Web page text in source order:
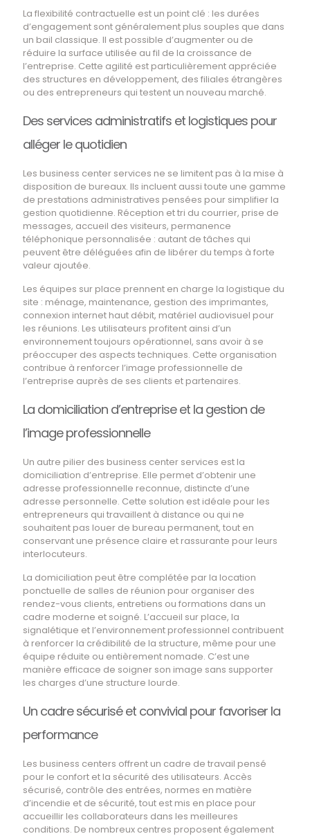
La flexibilité contractuelle est un point clé : les durées
d’engagement sont généralement plus souples que dans
un bail classique. Il est possible d’augmenter ou de
réduire la surface utilisée au fil de la croissance de
l’entreprise. Cette agilité est particulièrement appréciée
des structures en développement, des filiales étrangères
ou des entrepreneurs qui testent un nouveau marché.
Des services administratifs et logistiques pour
alléger le quotidien
Les business center services ne se limitent pas à la mise à
disposition de bureaux. Ils incluent aussi toute une gamme
de prestations administratives pensées pour simplifier la
gestion quotidienne. Réception et tri du courrier, prise de
messages, accueil des visiteurs, permanence
téléphonique personnalisée : autant de tâches qui
peuvent être déléguées afin de libérer du temps à forte
valeur ajoutée.
Les équipes sur place prennent en charge la logistique du
site : ménage, maintenance, gestion des imprimantes,
connexion internet haut débit, matériel audiovisuel pour
les réunions. Les utilisateurs profitent ainsi d’un
environnement toujours opérationnel, sans avoir à se
préoccuper des aspects techniques. Cette organisation
contribue à renforcer l’image professionnelle de
l’entreprise auprès de ses clients et partenaires.
La domiciliation d’entreprise et la gestion de
l’image professionnelle
Un autre pilier des business center services est la
domiciliation d’entreprise. Elle permet d’obtenir une
adresse professionnelle reconnue, distincte d’une
adresse personnelle. Cette solution est idéale pour les
entrepreneurs qui travaillent à distance ou qui ne
souhaitent pas louer de bureau permanent, tout en
conservant une présence claire et rassurante pour leurs
interlocuteurs.
La domiciliation peut être complétée par la location
ponctuelle de salles de réunion pour organiser des
rendez-vous clients, entretiens ou formations dans un
cadre moderne et soigné. L’accueil sur place, la
signalétique et l’environnement professionnel contribuent
à renforcer la crédibilité de la structure, même pour une
équipe réduite ou entièrement nomade. C’est une
manière efficace de soigner son image sans supporter
les charges d’une structure lourde.
Un cadre sécurisé et convivial pour favoriser la
performance
Les business centers offrent un cadre de travail pensé
pour le confort et la sécurité des utilisateurs. Accès
sécurisé, contrôle des entrées, normes en matière
d’incendie et de sécurité, tout est mis en place pour
accueillir les collaborateurs dans les meilleures
conditions. De nombreux centres proposent également